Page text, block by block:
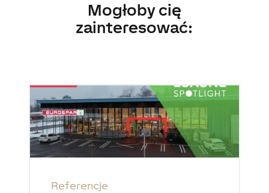
Mogłoby cię
zainteresować:
Referencje